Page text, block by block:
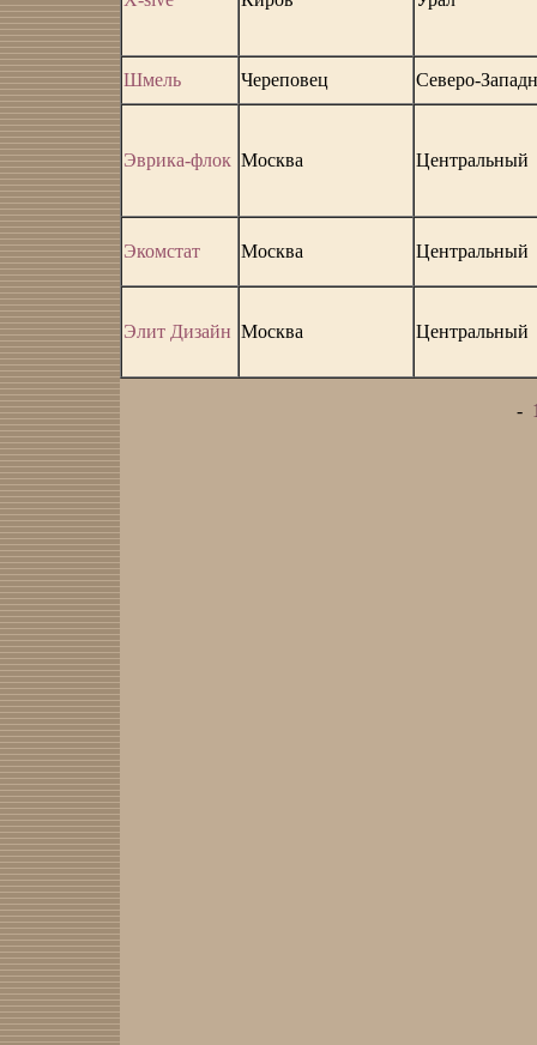
Шмель Череповец Северо-
Эврика-флок Москва Центральный
Экомстат Москва Центральный
Элит Дизайн Москва Центральный
-